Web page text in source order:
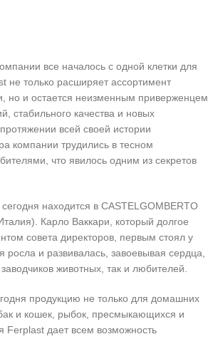
все началось с одной клетки для
не только расширяет ассортимент
но и остается неизменным приверженцем
стабильного качества и новых
всей своей истории
компании трудились в тесном
что явилось одним из секретов
находится в CASTELGOMBERTO
Карло Ваккари, который долгое
совета директоров, первым стоял у
и развивалась, завоевывая сердца,
животных, так и любителей.
продукцию не только для домашних
и кошек, рыбок, пресмыкающихся и
Ferplast дает всем возможность